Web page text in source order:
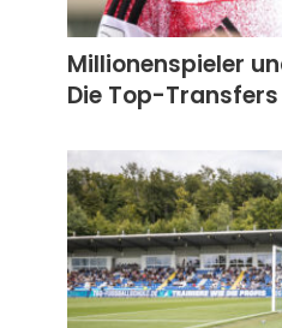
Millionenspieler
Die Top-